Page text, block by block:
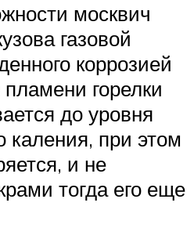
москвич
газовой
коррозией
горелки
до уровня
каления, при этом
и не
тогда его еще